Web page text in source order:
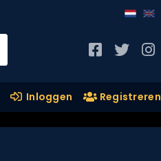
Inloggen Registreren